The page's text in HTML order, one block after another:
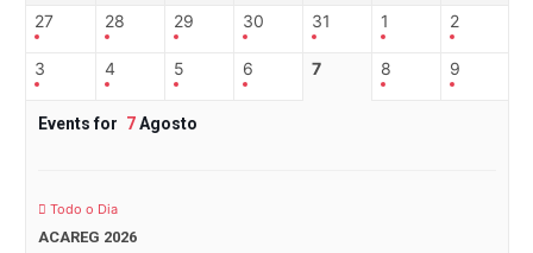
27 28 29 30 31 1 2
3 4 5 6 7 8 9
Events for 7Agosto
Todo o Dia
ACAREG 2026